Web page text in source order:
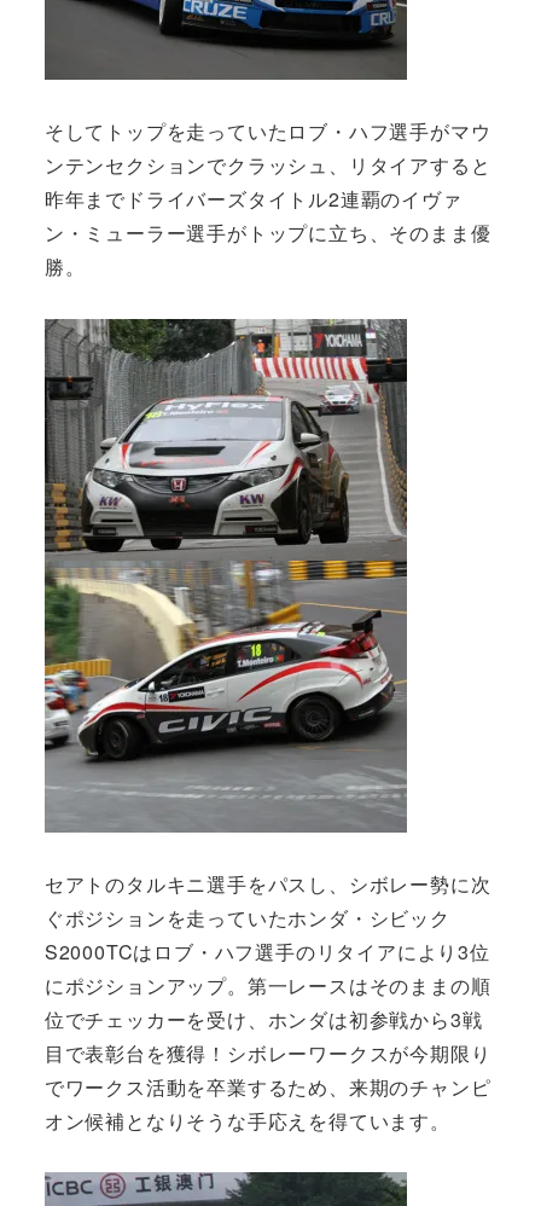
そしてトップを走っていたロブ・ハフ選手がマウ
ンテンセクションでクラッシュ、リタイアすると
昨年までドライバーズタイトル2連覇のイヴァ
ン・ミューラー選手がトップに立ち、そのまま優
勝。
セアトのタルキニ選手をパスし、シボレー勢に次
ぐポジションを走っていたホンダ・シビック
S2000TCはロブ・ハフ選手のリタイアにより3位
にポジションアップ。第一レースはそのままの順
位でチェッカーを受け、ホンダは初参戦から3戦
目で表彰台を獲得！シボレーワークスが今期限り
でワークス活動を卒業するため、来期のチャンピ
オン候補となりそうな手応えを得ています。